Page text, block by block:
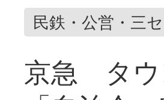
民鉄・公営・三
京急 タ